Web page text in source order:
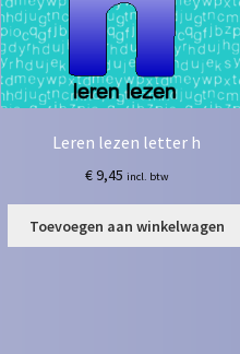
Leren lezen letter h
€9,45 incl. btw
Toevoegen aan winkelwagen